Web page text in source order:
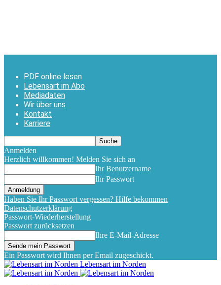
PDF online lesen
Lebensart im Abo
Mediadaten
Wir über uns
Kontakt
Karriere
Anmelden
Herzlich willkommen! Melden Sie sich an
Ihr Benutzername
Ihr Passwort
Haben Sie Ihr Passwort vergessen? Hilfe bekommen
Datenschutzerklärung
Passwort-Wiederherstellung
Passwort zurücksetzen
Ihre E-Mail-Adresse
Ein Passwort wird Ihnen per Email zugeschickt.
Lebensart im Norden